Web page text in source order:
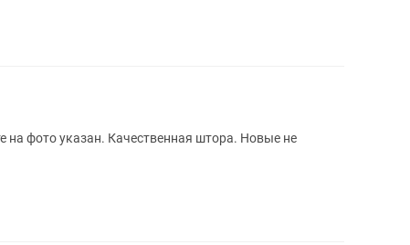
на фото указан. Качественная штора. Новые не